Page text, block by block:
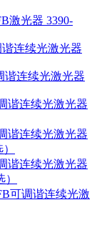
激光器 3390-
连续光激光器
谐连续光激光器
谐连续光激光器
谐连续光激光器
谐连续光激光器
可调谐连续光激